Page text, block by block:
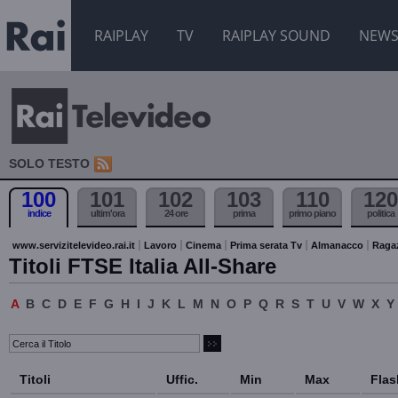
RAIPLAY TV RAIPLAY SOUND NEWS
SOLO TESTO
100
indice
101
ultim'ora
102
24 ore
103
prima
110
primo piano
120
politica
www.servizitelevideo.rai.it Lavoro Cinema Prima serata Tv Almanacco
Titoli FTSE Italia All-Share
A B C D E F G H I J K L M N O P Q R S T U V W X Y
Titoli Uffic. Min Max